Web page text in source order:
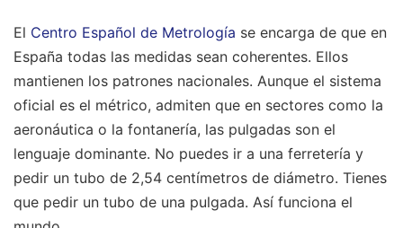
El Centro Español de Metrología se encarga de que en
España todas las medidas sean coherentes. Ellos
mantienen los patrones nacionales. Aunque el sistema
oficial es el métrico, admiten que en sectores como la
aeronáutica o la fontanería, las pulgadas son el
lenguaje dominante. No puedes ir a una ferretería y
pedir un tubo de 2,54 centímetros de diámetro. Tienes
que pedir un tubo de una pulgada. Así funciona el